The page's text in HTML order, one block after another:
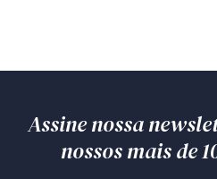
Assine nossa
nossos mais de